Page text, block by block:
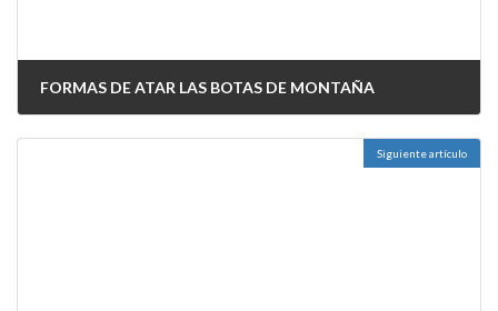
FORMAS DE ATAR LAS BOTAS DE MONTAÑA
Siguiente artículo